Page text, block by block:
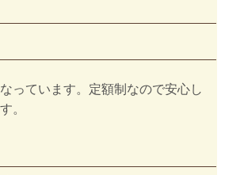
っています。定額制なので安心し
。